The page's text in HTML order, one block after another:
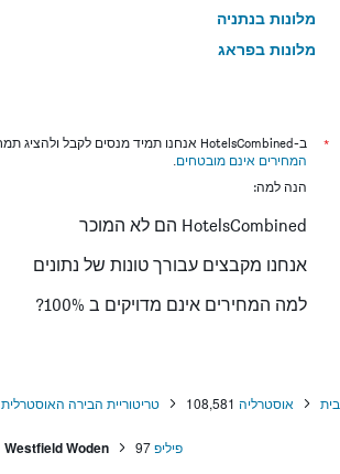
מלונות בנתניה
מלונות בפראג
מלונות בניו יורק
מלונות בבנגקוק
מלונות בבוקרשט
מלונות בפאפוס
מלונות בלימסול
*
ב-HotelsCombined אנחנו תמיד מנסים לקבל ולהציג תמחור מדויק, עם זאת,
המחירים אינם מובטחים.
הנה למה:
HotelsCombined הם לא המוכר
אנחנו מקבצים עבורך טונות של נתונים
למה המחירים אינם מדויקים ב 100%?
בית אוסטרליה 108,581 טריטוריית הבירה האוסטרלית
פיליפ97
Westfield Woden